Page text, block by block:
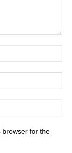
browser for the